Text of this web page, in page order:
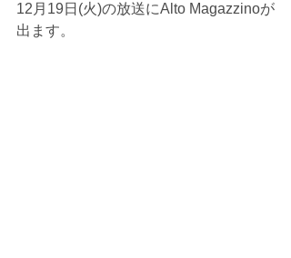
12月19日(火)の放送にAlto Magazzinoが
出ます。